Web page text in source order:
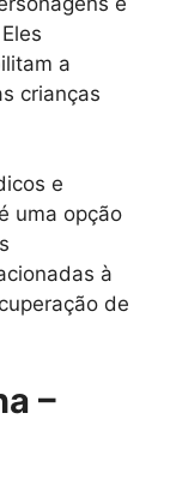
a
crianças
e
uma opção
à
de
–